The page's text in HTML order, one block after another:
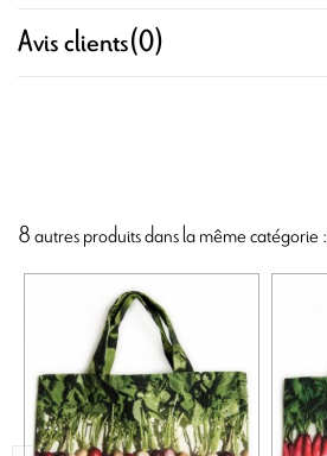
Avis clients(0)
8 autres produits dans la même catégorie :